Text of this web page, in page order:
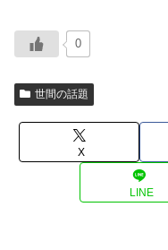
0
世間の話題
X
LINE